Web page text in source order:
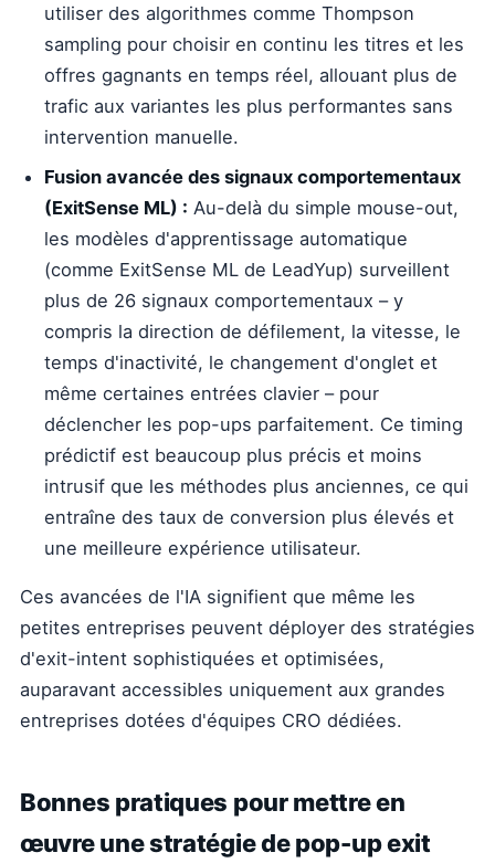
utiliser des algorithmes comme Thompson
sampling pour choisir en continu les titres et les
offres gagnants en temps réel, allouant plus de
trafic aux variantes les plus performantes sans
intervention manuelle.
Fusion avancée des signaux comportementaux
(ExitSense ML) : Au-delà du simple mouse-out,
les modèles d'apprentissage automatique
(comme ExitSense ML de LeadYup) surveillent
plus de 26 signaux comportementaux – y
compris la direction de défilement, la vitesse, le
temps d'inactivité, le changement d'onglet et
même certaines entrées clavier – pour
déclencher les pop-ups parfaitement. Ce timing
prédictif est beaucoup plus précis et moins
intrusif que les méthodes plus anciennes, ce qui
entraîne des taux de conversion plus élevés et
une meilleure expérience utilisateur.
Ces avancées de l'IA signifient que même les
petites entreprises peuvent déployer des stratégies
d'exit-intent sophistiquées et optimisées,
auparavant accessibles uniquement aux grandes
entreprises dotées d'équipes CRO dédiées.
Bonnes pratiques pour mettre en
œuvre une stratégie de pop-up exit